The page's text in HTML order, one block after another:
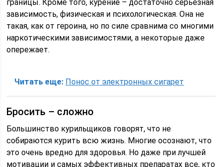
границы. Кроме того, курение – достаточно серьезная
зависимость, физическая и психологическая. Она не
такая, как от героина, но по силе сравнима со многими
наркотическими зависимостями, а некоторые даже
опережает.
Читать еще: Понос от электронных сигарет
Бросить – сложно
Большинство курильщиков говорят, что не
собираются курить всю жизнь. Многие осознают, что
это очень вредно для здоровья. Но даже при лучшей
мотивации и самых эффективных препаратах все, кто